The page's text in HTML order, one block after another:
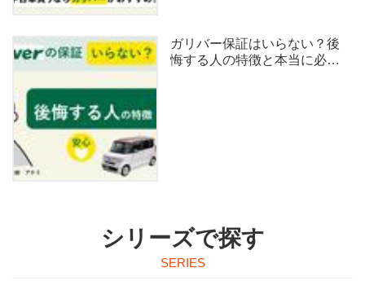
ガリバー保証はいらない？後
悔する人の特徴と本当に必要
シリーズで探す